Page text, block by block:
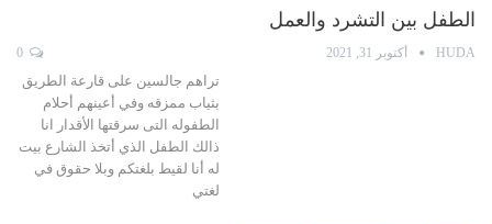
الطفل بين التشرد والعمل
HUDA أكتوبر 31, 2021
تراهم جالسين على قارعة الطريق
بثياب ممزقه وفي أعينهم أحلام
الطفوله التى سرقتها الأقدار انا
ذالك الطفل الذي أتخذ الشارع بيت
له أنا لقيط بلغتكم وبلا حقوق في
لغتي